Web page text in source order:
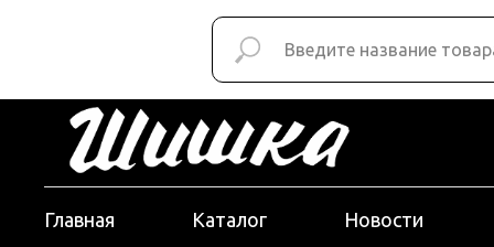
Главная Каталог Новости